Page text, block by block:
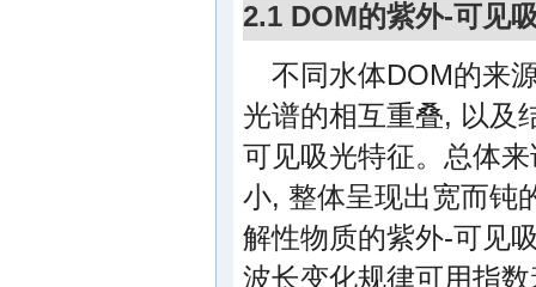
2.1 DOM的紫外-可见
不同水体DOM的来
光谱的相互重叠, 以及
可见吸光特征。总体
小, 整体呈现出宽而钝
解性物质的紫外-可见
波长变化规律可用指